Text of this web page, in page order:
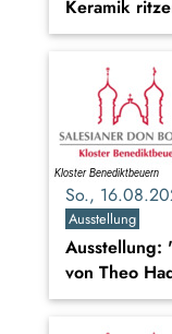
Keramik
So.,
Ausstellung
Ausstellung:
von Theo